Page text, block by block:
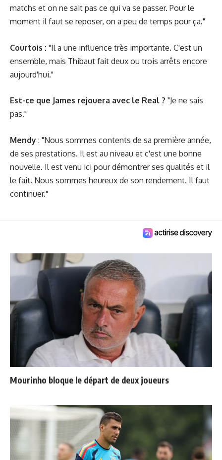
matchs et on ne sait pas ce qui va se passer. Pour le
moment il faut se reposer, on a peu de temps pour ça."
Courtois : "Il a une influence très importante. C'est un
ensemble, mais Thibaut fait deux ou trois arrêts encore
aujourd'hui."
Est-ce que James rejouera avec le Real ? "Je ne sais
pas."
Mendy : "Nous sommes contents de sa première année,
de ses prestations. Il est au niveau et c'est une bonne
nouvelle. Il est venu ici pour démontrer ses qualités et il
le fait. Nous sommes heureux de son rendement. Il faut
continuer."
Mourinho bloque le départ de deux joueurs